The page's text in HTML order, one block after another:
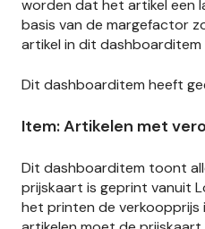
worden dat het artikel een
basis van de margefactor
artikel in dit
Dit dashboarditem heeft
Item: Artikelen met
Dit dashboarditem toont
prijskaart is geprint vanuit
het printen de verkoopprijs